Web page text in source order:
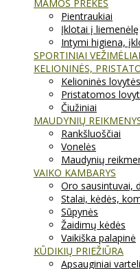
MAMOS PREKĖS
Pientraukiai
Įklotai į liemenėlę
Intymi higiena,
SPORTINIAI
KELIONINĖS,
Kelioninės lovytės
Pristatomos
Čiužiniai
MAUDYNIŲ
Rankšluoščiai
Vonelės
Maudynių
VAIKO KAMBARYS
Oro sausintuvai,
Stalai, kėdės,
Sūpynės
Žaidimų kėdės
Vaikiška palapinė
KŪDIKIŲ PRIEŽIŪRA
Apsauginiai